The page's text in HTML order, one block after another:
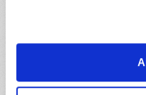
10, n. 20) del D.P.R. 26
Ente